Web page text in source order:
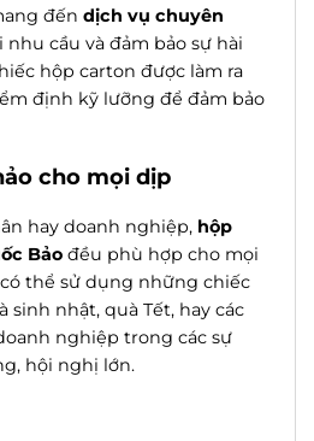
đến dịch vụ chuyên
nhu cầu và đảm bảo sự hài
hộp carton được làm ra
định kỹ lưỡng để đảm bảo
cho mọi dịp
hay doanh nghiệp, hộp
Bảo đều phù hợp cho mọi
thể sử dụng những chiếc
sinh nhật, quà Tết, hay các
nghiệp trong các sự
hội nghị lớn.